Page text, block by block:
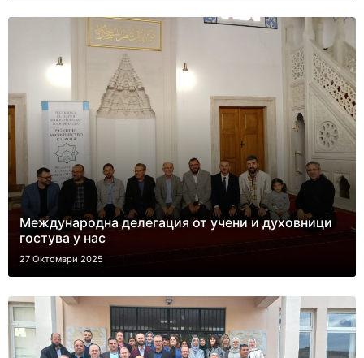
Международна делегация от учени и духовници
гостува у нас
27 Октомври 2025